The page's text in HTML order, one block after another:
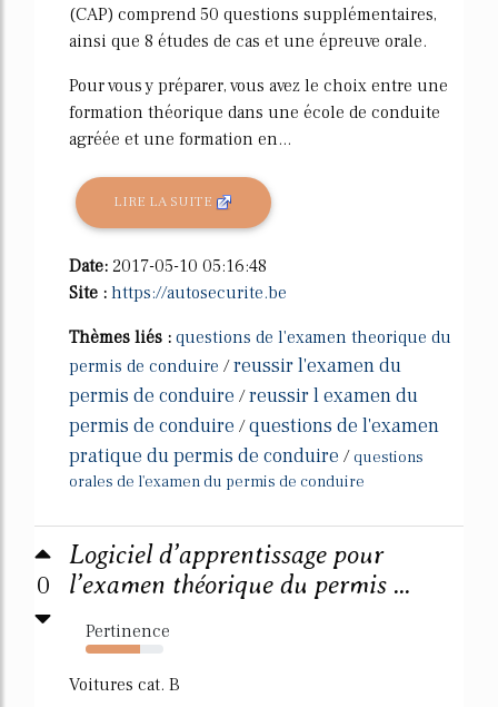
(CAP) comprend 50 questions supplémentaires,
ainsi que 8 études de cas et une épreuve orale.
Pour vous y préparer, vous avez le choix entre une
formation théorique dans une école de conduite
agréée et une formation en...
LIRE LA SUITE
Date: 2017-05-10 05:16:48
Site : https://autosecurite.be
Thèmes liés : questions de l'examen theorique du
permis de conduire /reussir l'examen du
permis de conduire /reussir l examen du
permis de conduire /questions de l'examen
pratique du permis de conduire / questions
orales de l'examen du permis de conduire
0
Logiciel d’apprentissage pour
l’examen théorique du permis ...
Pertinence
70%
Voitures cat. B